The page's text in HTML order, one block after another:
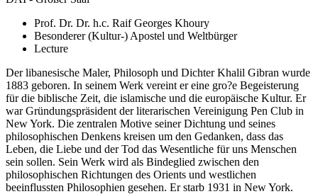
Prof. Dr. Dr. h.c. Raif Georges Khoury
Besonderer (Kultur-) Apostel und Weltbürger
Lecture
Der libanesische Maler, Philosoph und Dichter Khalil Gibran wurde
1883 geboren. In seinem Werk vereint er eine gro?e Begeisterung
für die biblische Zeit, die islamische und die europäische Kultur. Er
war Gründungspräsident der literarischen Vereinigung Pen Club in
New York. Die zentralen Motive seiner Dichtung und seines
philosophischen Denkens kreisen um den Gedanken, dass das
Leben, die Liebe und der Tod das Wesentliche für uns Menschen
sein sollen. Sein Werk wird als Bindeglied zwischen den
philosophischen Richtungen des Orients und westlichen
beeinflussten Philosophien gesehen. Er starb 1931 in New York.